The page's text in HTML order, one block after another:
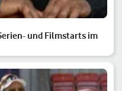
und Filmstarts im